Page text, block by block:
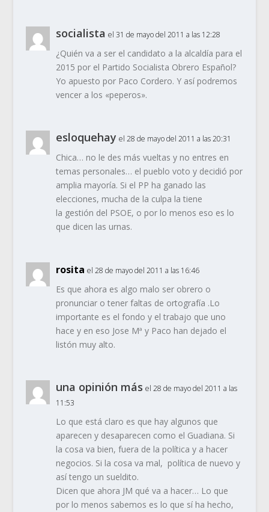
socialista el 31 de mayo del 2011 a las 12:28
¿Quién va a ser el candidato a la alcaldía para el
2015 por el Partido Socialista Obrero Español?
Yo apuesto por Paco Cordero. Y así podremos
vencer a los «peperos».
esloquehay el 28 de mayo del 2011 a las 20:31
Chica… no le des más vueltas y no entres en
temas personales… el pueblo voto y decidió por
amplia mayoría. Si el PP ha ganado las
elecciones, mucha de la culpa la tiene
la gestión del PSOE, o por lo menos eso es lo
que dicen las urnas.
rosita el 28 de mayo del 2011 a las 16:46
Es que ahora es algo malo ser obrero o
pronunciar o tener faltas de ortografía .Lo
importante es el fondo y el trabajo que uno
hace y en eso Jose Mª y Paco han dejado el
listón muy alto.
una opinión más el 28 de mayo del 2011 a las
11:53
Lo que está claro es que hay algunos que
aparecen y desaparecen como el Guadiana. Si
la cosa va bien, fuera de la política y a hacer
negocios. Si la cosa va mal, política de nuevo y
así tengo un sueldito.
Dicen que ahora JM qué va a hacer… Lo que
por lo menos sabemos es lo que sí ha hecho,